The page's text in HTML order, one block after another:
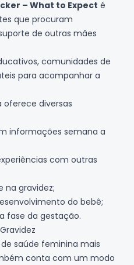
– What to Expect é
que procuram
de outras mães
comunidades de
para acompanhar a
oferece diversas
informações semana a
com outras
na gravidez;
do bebê;
fase da gestação.
saúde feminina mais
conta com um modo